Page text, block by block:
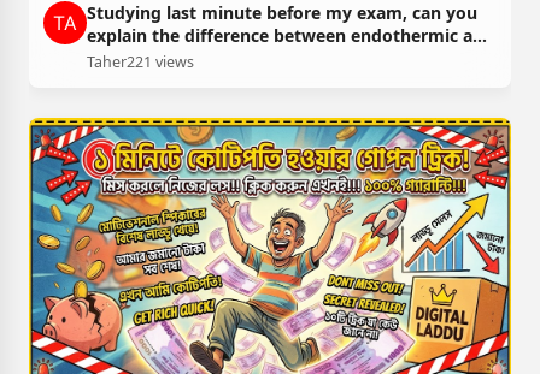
Studying last minute before my exam, can you
explain the difference between endothermic and
exothermic reactions in simple terms.
Taher221 views